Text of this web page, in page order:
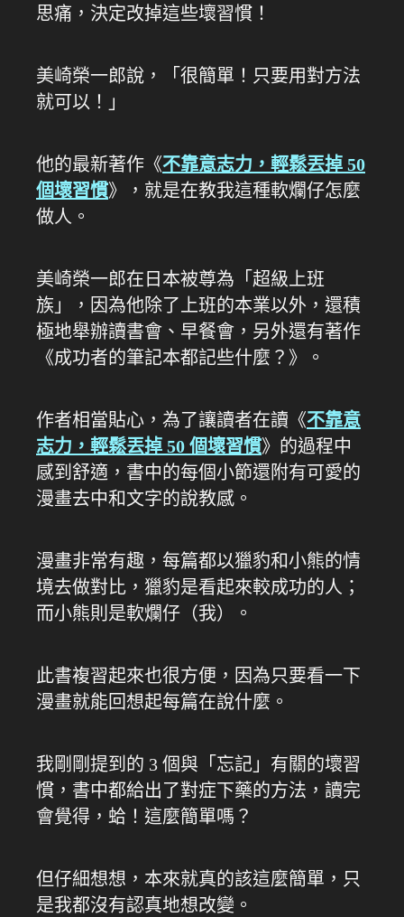
思痛，決定改掉這些壞習慣！
美崎榮一郎說，「很簡單！只要用對方法
就可以！」
他的最新著作《不靠意志力，輕鬆丟掉 50
個壞習慣》，就是在教我這種軟爛仔怎麼
做人。
美崎榮一郎在日本被尊為「超級上班
族」，因為他除了上班的本業以外，還積
極地舉辦讀書會、早餐會，另外還有著作
《成功者的筆記本都記些什麼？》。
作者相當貼心，為了讓讀者在讀《不靠意
志力，輕鬆丟掉 50 個壞習慣》的過程中
感到舒適，書中的每個小節還附有可愛的
漫畫去中和文字的說教感。
漫畫非常有趣，每篇都以獵豹和小熊的情
境去做對比，獵豹是看起來較成功的人；
而小熊則是軟爛仔（我）。
此書複習起來也很方便，因為只要看一下
漫畫就能回想起每篇在說什麼。
我剛剛提到的 3 個與「忘記」有關的壞習
慣，書中都給出了對症下藥的方法，讀完
會覺得，蛤！這麼簡單嗎？
但仔細想想，本來就真的該這麼簡單，只
是我都沒有認真地想改變。